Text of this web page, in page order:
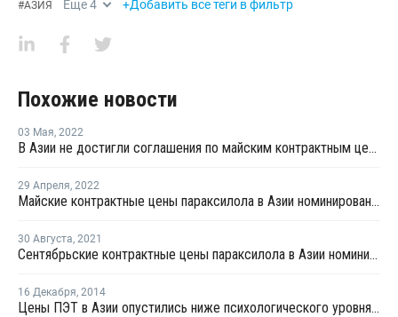
#АЗИЯ Еще4 +Добавить все теги в фильтр
Похожие новости
03 Мая, 2022
В Азии не достигли соглашения по майским контрактным ценам параксилола
29 Апреля, 2022
Майские контрактные цены параксилола в Азии номинированы на уровне USD1 250-1 300 за тонну
30 Августа, 2021
Сентябрьские контрактные цены параксилола в Азии номинированы на уровне USD1 010-1 030 за тонну
16 Декабря, 2014
Цены ПЭТ в Азии опустились ниже психологического уровня в USD1 000 за тонну, FOB